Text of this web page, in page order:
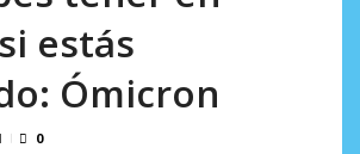
incumplidas...
estás
Ómicron
0